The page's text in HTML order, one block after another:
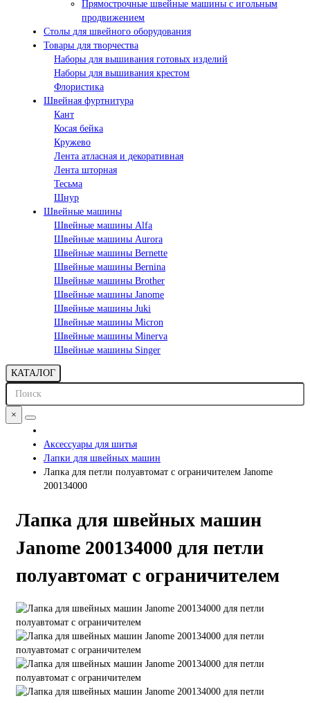
Прямострочные швейные машины с игольным
продвижением
Столы для швейного оборудования
Товары для творчества
Наборы для вышивания готовых изделий
Наборы для вышивания крестом
Флористика
Швейная фуртнитура
Кант
Косая бейка
Кружево
Лента aтласная и декоративная
Лента шторная
Тесьма
Шнур
Швейные машины
Швейные машины Alfa
Швейные машины Aurora
Швейные машины Bernette
Швейные машины Bernina
Швейные машины Brother
Швейные машины Janome
Швейные машины Juki
Швейные машины Micron
Швейные машины Minerva
Швейные машины Singer
КАТАЛОГ
×
Аксессуары для шитья
Лапки для швейных машин
Лапка для петли полуавтомат с ограничителем Janome
200134000
Лапка для швейных машин
Janome 200134000 для петли
полуавтомат с ограничителем